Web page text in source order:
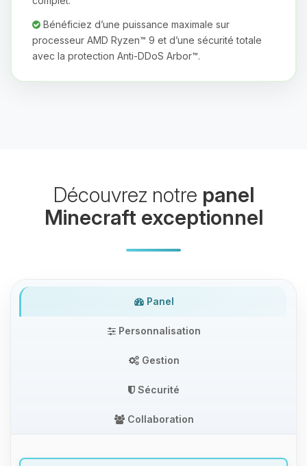
Bénéficiez d’une puissance maximale sur
processeur AMD Ryzen™ 9 et d’une sécurité totale
avec la protection Anti-DDoS Arbor™.
Découvrez notre panel
Minecraft exceptionnel
Panel
Personnalisation
Gestion
Sécurité
Collaboration